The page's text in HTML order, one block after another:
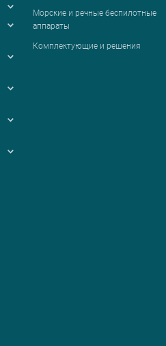
Морские и речные беспилотные
аппараты
Комплектующие и решения